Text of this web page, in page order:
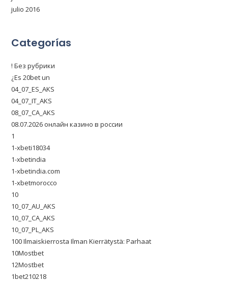
julio 2016
Categorías
! Без рубрики
¿Es 20bet un
04_07_ES_AKS
04_07_IT_AKS
08_07_CA_AKS
08.07.2026 онлайн казино в россии
1
1-xbeti18034
1-xbetindia
1-xbetindia.com
1-xbetmorocco
10
10_07_AU_AKS
10_07_CA_AKS
10_07_PL_AKS
100 Ilmaiskierrosta Ilman Kierrätystä: Parhaat
10Mostbet
12Mostbet
1bet210218